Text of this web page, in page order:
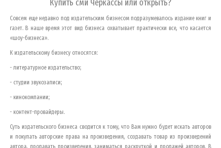
Купить сми Черкассы или открыть?
Совсем еще недавно под издательским бизнесом подразумевалось издание книг и
газет. В наше время этот вид бизнеса охватывает практически все, что касается
«шоу-бизнеса».
К издательскому бизнесу относятся:
- литературное издательство;
- студии звукозаписи;
- кинокомпании;
- контент-провайдеры.
Суть издательского бизнеса сводится к тому, что Вам нужно будет искать авторов
и покупать авторские права на произведения, создавать товар из произведений
автора, продавать произведения, заниматься раскруткой и продажей авторов. В